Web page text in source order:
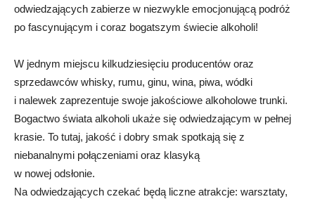
odwiedzających zabierze w niezwykle emocjonującą podróż
po fascynującym i coraz bogatszym świecie alkoholi!
W jednym miejscu kilkudziesięciu producentów oraz
sprzedawców whisky, rumu, ginu, wina, piwa, wódki
i nalewek zaprezentuje swoje jakościowe alkoholowe trunki.
Bogactwo świata alkoholi ukaże się odwiedzającym w pełnej
krasie. To tutaj, jakość i dobry smak spotkają się z
niebanalnymi połączeniami oraz klasyką
w nowej odsłonie.
Na odwiedzających czekać będą liczne atrakcje: warsztaty,